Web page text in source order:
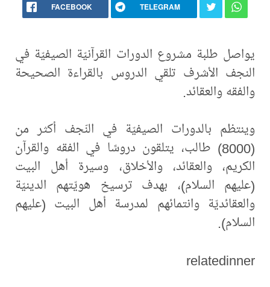
FACEBOOK TELEGRAM
يواصل طلبة مشروع الدورات القرآنيّة الصيفيّة في
النجف الأشرف تلقي الدروس بالقراءة الصحيحة
والفقه والعقائد.
وينتظم بالدورات الصيفيّة في النّجف أكثر من
(8000) طالب، يتلقون دروسًا في الفقه والقرآن
الكريم، والعقائد، والأخلاق، وسيرة أهل البيت
(عليهم السلام)، بهدف ترسيخ هويّتهم الدينيّة
والعقائديّة وانتمائهم لمدرسة أهل البيت (عليهم
السلام).
relatedinner